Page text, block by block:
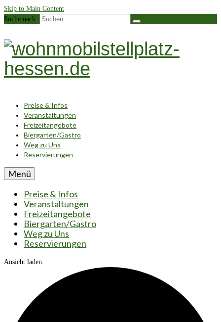
Skip to Main Content
Suche nach:
Preise & Infos
Veranstaltungen
Freizeitangebote
Biergarten/Gastro
Weg zu Uns
Reservierungen
Menü
Preise & Infos
Veranstaltungen
Freizeitangebote
Biergarten/Gastro
Weg zu Uns
Reservierungen
Ansicht laden.